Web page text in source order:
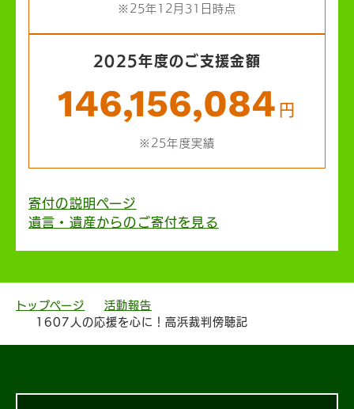
※25年12月31日時点
2025年度のご支援金額
146,156,084 円
※25年度実績
寄付の説明ページ
遺言・遺産からのご寄付を見る
トップページ
活動報告
1607人の応援を心に！高浜裁判傍聴記